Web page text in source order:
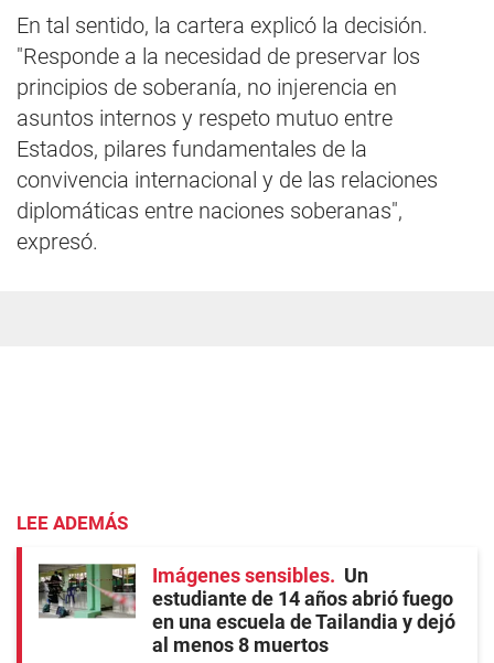
En tal sentido, la cartera explicó la decisión.
"Responde a la necesidad de preservar los
principios de soberanía, no injerencia en
asuntos internos y respeto mutuo entre
Estados, pilares fundamentales de la
convivencia internacional y de las relaciones
diplomáticas entre naciones soberanas",
expresó.
LEE ADEMÁS
Imágenes sensibles
Un
estudiante de 14 años abrió fuego
en una escuela de Tailandia y dejó
al menos 8 muertos